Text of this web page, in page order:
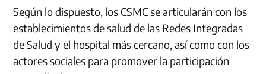
Según lo dispuesto, los CSMC se articularán con los
establecimientos de salud de las Redes Integradas
de Salud y el hospital más cercano, así como con los
actores sociales para promover la participación